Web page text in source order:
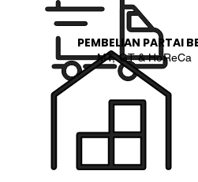
PEMBELIAN PARTAI
MT, GT & HoReCa